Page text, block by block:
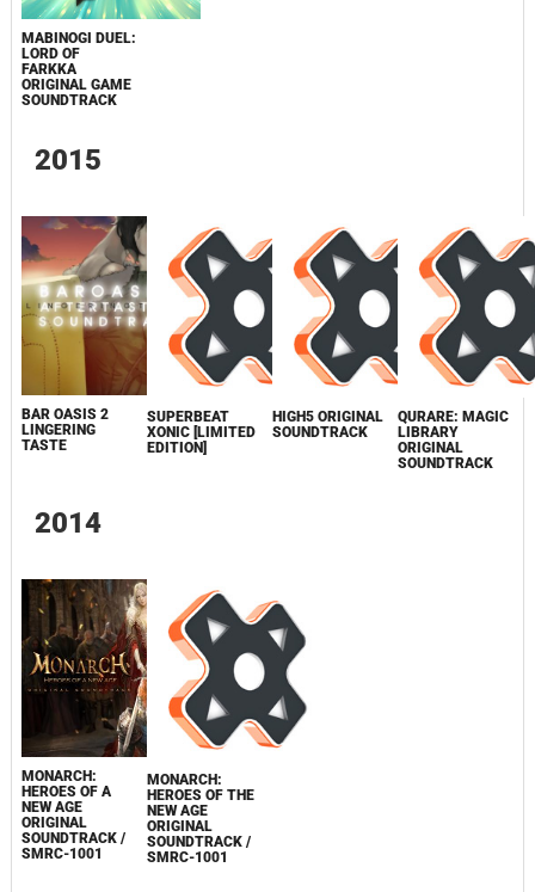
MABINOGI DUEL:
LORD OF
FARKKA
ORIGINAL GAME
SOUNDTRACK
2015
BAR OASIS 2
LINGERING
TASTE
SUPERBEAT
XONIC [LIMITED
EDITION]
HIGH5 ORIGINAL
SOUNDTRACK
QURARE: MAGIC
LIBRARY
ORIGINAL
SOUNDTRACK
2014
MONARCH:
HEROES OF A
NEW AGE
ORIGINAL
SOUNDTRACK /
SMRC-1001
MONARCH:
HEROES OF THE
NEW AGE
ORIGINAL
SOUNDTRACK /
SMRC-1001